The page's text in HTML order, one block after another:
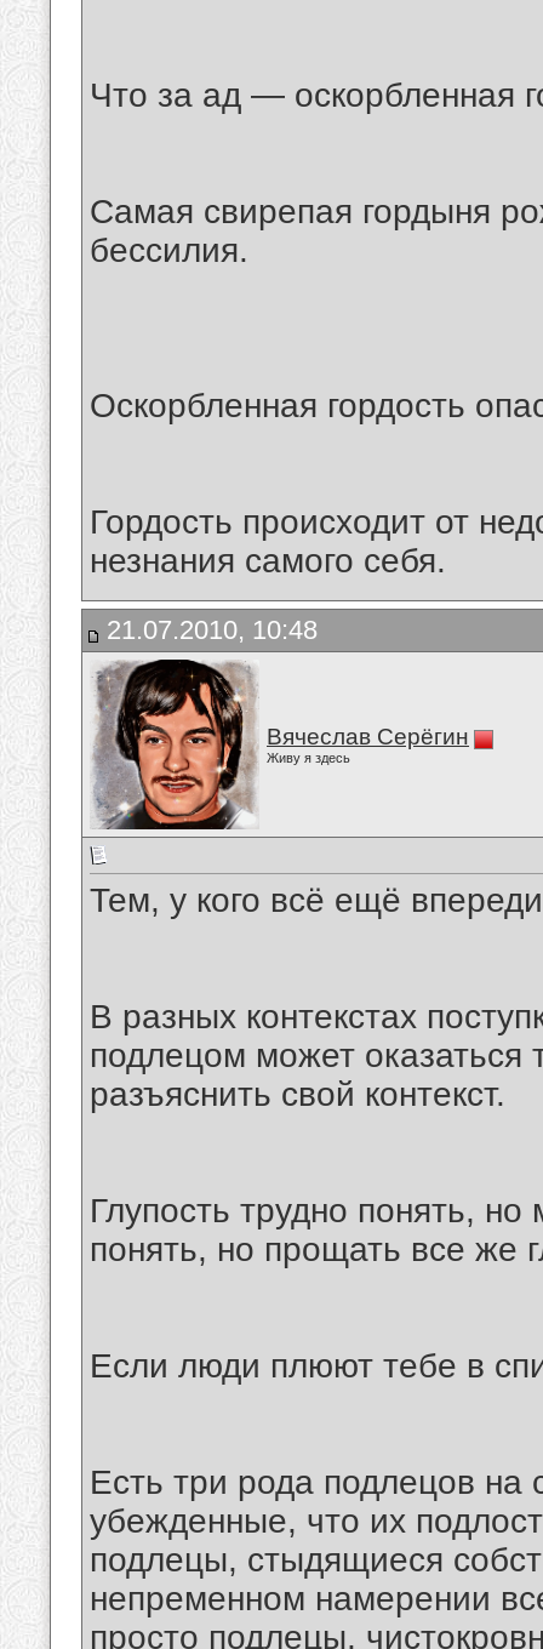
Что за ад — оскорбленная
Самая свирепая гордыня
бессилия.
Оскорбленная гордость
Гордость происходит от
незнания самого себя.
21.07.2010, 10:48
Вячеслав Серёгин
Живу я здесь
Тем, у кого всё ещё
В разных контекстах
подлецом может оказаться
разъяснить свой контекст.
Глупость трудно понять,
понять, но прощать все же
Если люди плюют тебе в
Есть три рода подлецов на
убежденные, что их
подлецы, стыдящиеся
непременном намерении
просто подлецы,